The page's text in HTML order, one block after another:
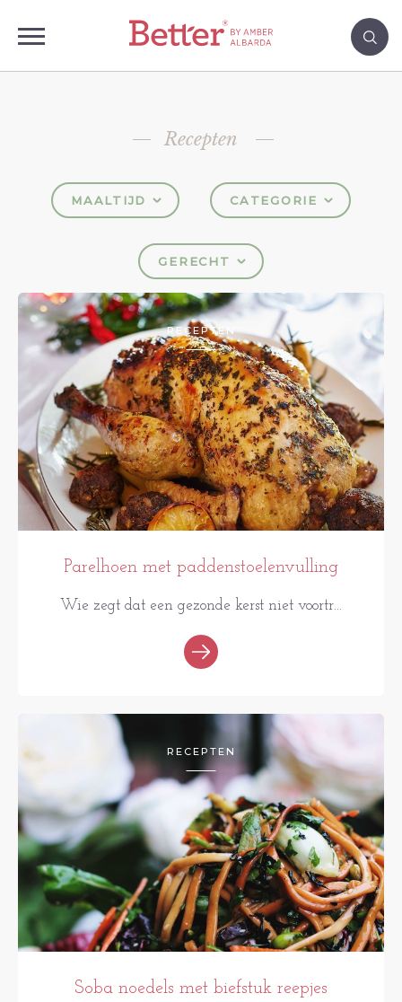
Recepten
MAALTIJD CATEGORIE
GERECHT
RECEPTEN
Parelhoen met paddenstoelenvulling
Wie zegt dat een gezonde kerst niet voortr...
RECEPTEN
Soba noedels met biefstuk reepjes